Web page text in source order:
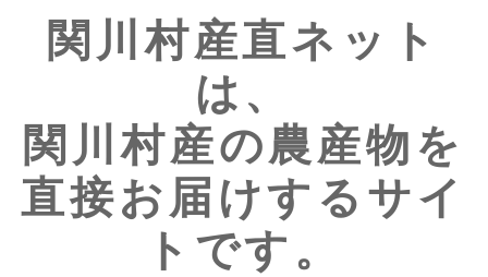
関川村産直ネット
は、
関川村産の農産物を
直接お届けするサイ
トです。